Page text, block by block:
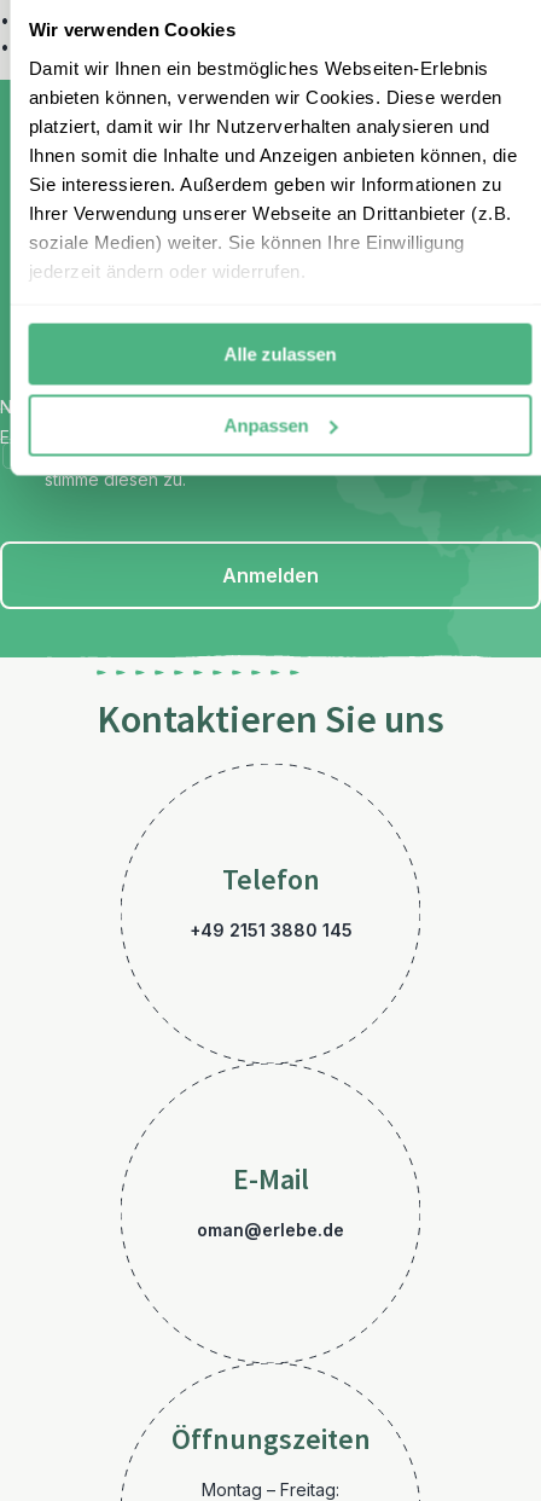
Wir verwenden Cookies
Damit wir Ihnen ein bestmögliches Webseiten-Erlebnis
anbieten können, verwenden wir Cookies. Diese werden
platziert, damit wir Ihr Nutzerverhalten analysieren und
Ihnen somit die Inhalte und Anzeigen anbieten können, die
Sie interessieren. Außerdem geben wir Informationen zu
Ihrer Verwendung unserer Webseite an Drittanbieter (z.B.
soziale Medien) weiter. Sie können Ihre Einwilligung
jederzeit ändern oder widerrufen.
Alle zulassen
Anpassen
•
Oman Reise mit Kindern in 2 Wochen
•
Melden Sie sich für unseren
kostenlosen Newsletter an und
erhalten Sie einen 100 €
Gutschein
Name
E-Mail
Ich habe die Bestimmungen zumDatenschutzgelesen und
stimme diesen zu.
Anmelden
Kontaktieren Sie uns
Telefon
+49 2151 3880 145
E-Mail
oman@erlebe.de
Öffnungszeiten
Montag – Freitag: